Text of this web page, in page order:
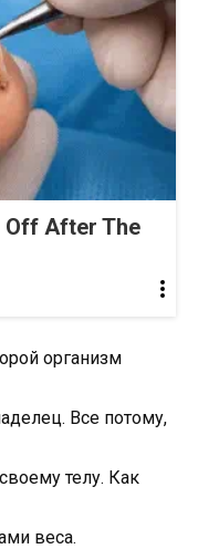
Off After The
организм
Все потому,
телу. Как
веса.